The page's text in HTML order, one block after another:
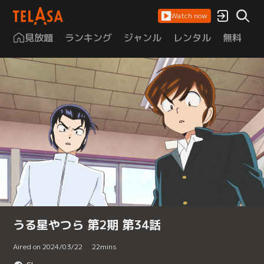
Watch now
見放題 ランキング ジャンル レンタル 無料
うる星やつら 第2期 第34話
Aired on 2024/03/22 22mins